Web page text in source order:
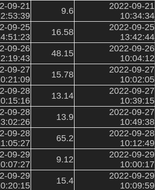
2022-09-21
10:34:34
9.6
09-21
2022-09-25
13:42:44
16.58
09-25
2022-09-26
10:04:12
48.15
09-26
2022-09-27
10:02:05
15.78
09-27
2022-09-27
10:39:15
13.14
09-28
2022-09-27
10:49:38
13.9
09-28
2022-09-28
10:12:49
65.2
09-28
2022-09-29
10:00:17
9.12
09-29
2022-09-29
10:09:59
15.4
09-29